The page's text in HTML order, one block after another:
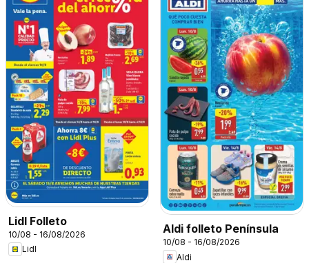
Lidl Folleto
10/08 - 16/08/2026
Lidl
Aldi folleto Península
10/08 - 16/08/2026
Aldi